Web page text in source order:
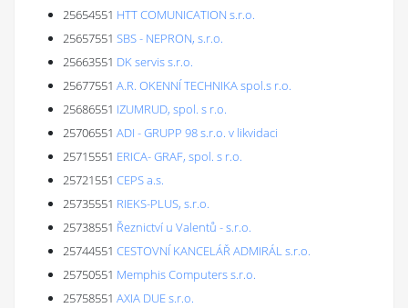
25654551 HTT COMUNICATION s.r.o.
25657551 SBS - NEPRON, s.r.o.
25663551 DK servis s.r.o.
25677551 A.R. OKENNÍ TECHNIKA spol.s r.o.
25686551 IZUMRUD, spol. s r.o.
25706551 ADI - GRUPP 98 s.r.o. v likvidaci
25715551 ERICA- GRAF, spol. s r.o.
25721551 CEPS a.s.
25735551 RIEKS-PLUS, s.r.o.
25738551 Řeznictví u Valentů - s.r.o.
25744551 CESTOVNÍ KANCELÁŘ ADMIRÁL s.r.o.
25750551 Memphis Computers s.r.o.
25758551 AXIA DUE s.r.o.